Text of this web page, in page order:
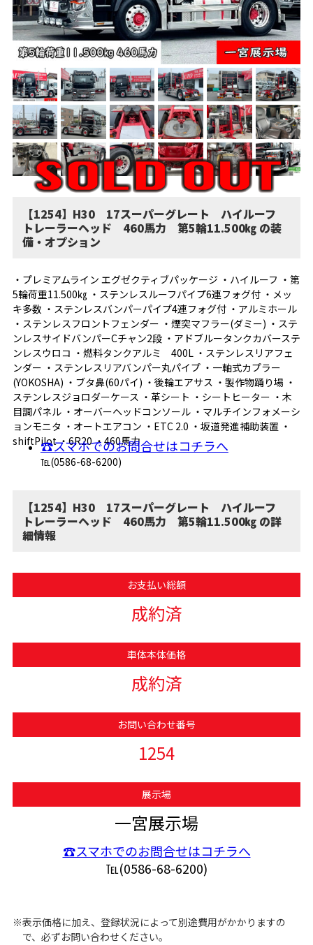
【1254】H30 17スーパーグレート ハイルーフ
トレーラーヘッド 460馬力 第5輪11.500㎏ の装
備・オプション
・プレミアムライン エグゼクティブパッケージ ・ハイルーフ ・第
5輪荷重11.500㎏ ・ステンレスルーフパイプ6連フォグ付 ・メッ
キ多数 ・ステンレスバンパーパイプ4連フォグ付 ・アルミホール
・ステンレスフロントフェンダー ・煙突マフラー(ダミー) ・ステ
ンレスサイドバンパーCチャン2段 ・アドブルータンクカバーステ
ンレスウロコ ・燃料タンクアルミ 400L ・ステンレスリアフェ
ンダー ・ステンレスリアバンパー丸パイプ ・一軸式カプラー
(YOKOSHA) ・ブタ鼻(60パイ) ・後輪エアサス ・製作物踊り場 ・
ステンレスジョロダーケース ・革シート ・シートヒーター ・木
目調パネル ・オーバーヘッドコンソール ・マルチインフォメーシ
ョンモニタ ・オートエアコン ・ETC 2.0 ・坂道発進補助装置 ・
shiftPilot ・6R20 ・460馬力
☎スマホでのお問合せはコチラへ
℡(0586-68-6200)
【1254】H30 17スーパーグレート ハイルーフ
トレーラーヘッド 460馬力 第5輪11.500㎏ の詳
細情報
お支払い総額
成約済
車体本体価格
成約済
お問い合わせ番号
1254
展示場
一宮展示場
☎スマホでのお問合せはコチラへ
℡(0586-68-6200)
※表示価格に加え、登録状況によって別途費用がかかりますの
で、必ずお問い合わせください。